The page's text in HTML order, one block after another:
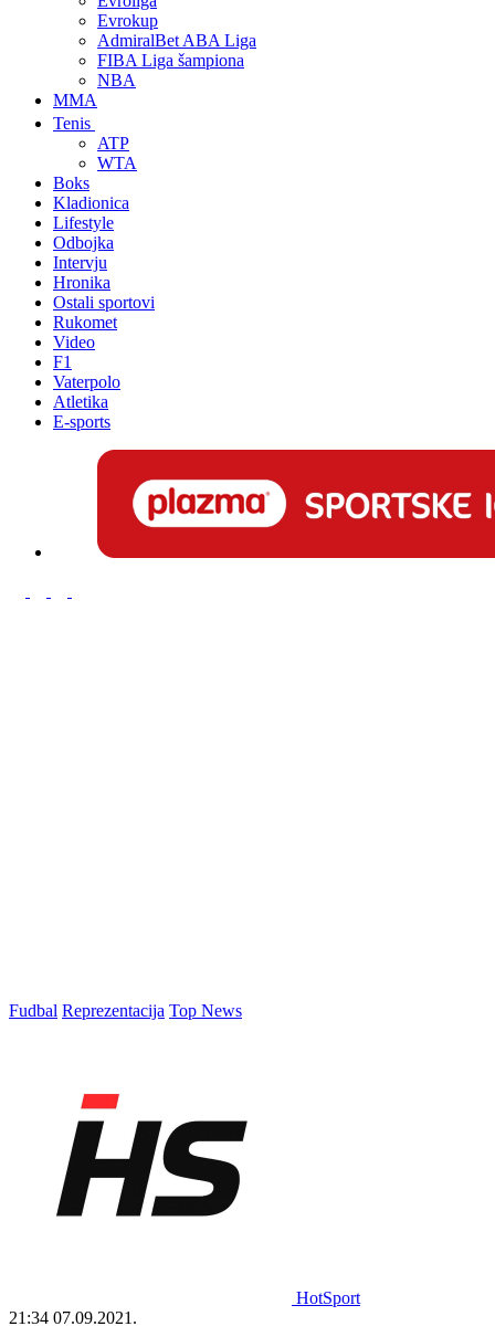
Evrokup
AdmiralBet ABA Liga
FIBA Liga šampiona
NBA
MMA
Tenis
ATP
WTA
Boks
Kladionica
Lifestyle
Odbojka
Intervju
Hronika
Ostali sportovi
Rukomet
Video
F1
Vaterpolo
Atletika
E-sports
Fudbal Reprezentacija Top News
HotSport
21:34 07.09.2021.